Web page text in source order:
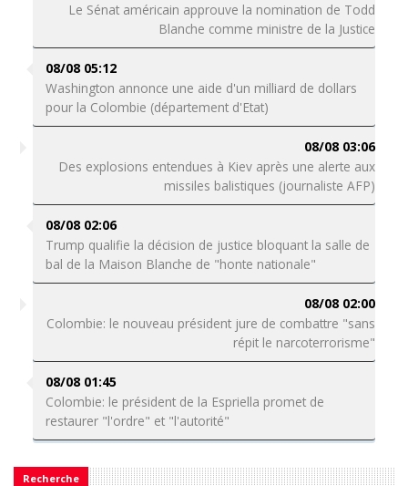
Le Sénat américain approuve la nomination de Todd
Blanche comme ministre de la Justice
08/08 05:12
Washington annonce une aide d'un milliard de dollars
pour la Colombie (département d'Etat)
08/08 03:06
Des explosions entendues à Kiev après une alerte aux
missiles balistiques (journaliste AFP)
08/08 02:06
Trump qualifie la décision de justice bloquant la salle de
bal de la Maison Blanche de "honte nationale"
08/08 02:00
Colombie: le nouveau président jure de combattre "sans
répit le narcoterrorisme"
08/08 01:45
Colombie: le président de la Espriella promet de
restaurer "l'ordre" et "l'autorité"
Recherche